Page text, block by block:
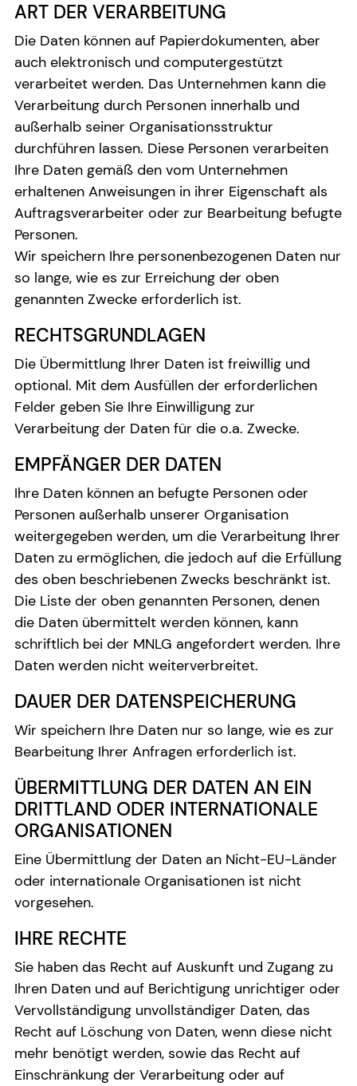
ART DER VERARBEITUNG
Die Daten können auf Papierdokumenten, aber
auch elektronisch und computergestützt
verarbeitet werden. Das Unternehmen kann die
Verarbeitung durch Personen innerhalb und
außerhalb seiner Organisationsstruktur
durchführen lassen. Diese Personen verarbeiten
Ihre Daten gemäß den vom Unternehmen
erhaltenen Anweisungen in ihrer Eigenschaft als
Auftragsverarbeiter oder zur Bearbeitung befugte
Personen.
Wir speichern Ihre personenbezogenen Daten nur
so lange, wie es zur Erreichung der oben
genannten Zwecke erforderlich ist.
RECHTSGRUNDLAGEN
Die Übermittlung Ihrer Daten ist freiwillig und
optional. Mit dem Ausfüllen der erforderlichen
Felder geben Sie Ihre Einwilligung zur
Verarbeitung der Daten für die o.a. Zwecke.
EMPFÄNGER DER DATEN
Ihre Daten können an befugte Personen oder
Personen außerhalb unserer Organisation
weitergegeben werden, um die Verarbeitung Ihrer
Daten zu ermöglichen, die jedoch auf die Erfüllung
des oben beschriebenen Zwecks beschränkt ist.
Die Liste der oben genannten Personen, denen
die Daten übermittelt werden können, kann
schriftlich bei der MNLG angefordert werden. Ihre
Daten werden nicht weiterverbreitet.
DAUER DER DATENSPEICHERUNG
Wir speichern Ihre Daten nur so lange, wie es zur
Bearbeitung Ihrer Anfragen erforderlich ist.
ÜBERMITTLUNG DER DATEN AN EIN
DRITTLAND ODER INTERNATIONALE
ORGANISATIONEN
Eine Übermittlung der Daten an Nicht-EU-Länder
oder internationale Organisationen ist nicht
vorgesehen.
IHRE RECHTE
Sie haben das Recht auf Auskunft und Zugang zu
Ihren Daten und auf Berichtigung unrichtiger oder
Vervollständigung unvollständiger Daten, das
Recht auf Löschung von Daten, wenn diese nicht
mehr benötigt werden, sowie das Recht auf
Einschränkung der Verarbeitung oder auf